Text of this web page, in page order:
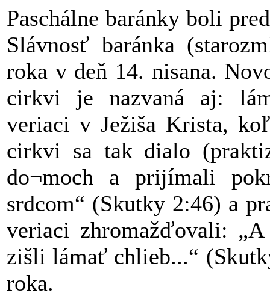
Paschálne baránky boli
Slávnosť baránka
roka v deň 14. nisana.
cirkvi je nazvaná aj:
veriaci v Ježiša Krista,
cirkvi sa tak dialo
do¬moch a prijímali
srdcom“ (Skutky 2:46) a
veriaci zhromažďovali:
zišli lámať chlieb...“
roka.